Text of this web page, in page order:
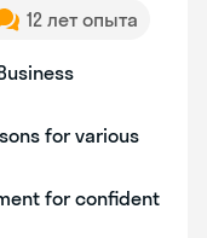
12 лет опыта
for various
for confident